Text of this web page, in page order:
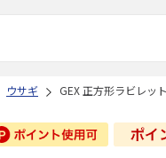
ウサギ GEX 正方形ラビレッ